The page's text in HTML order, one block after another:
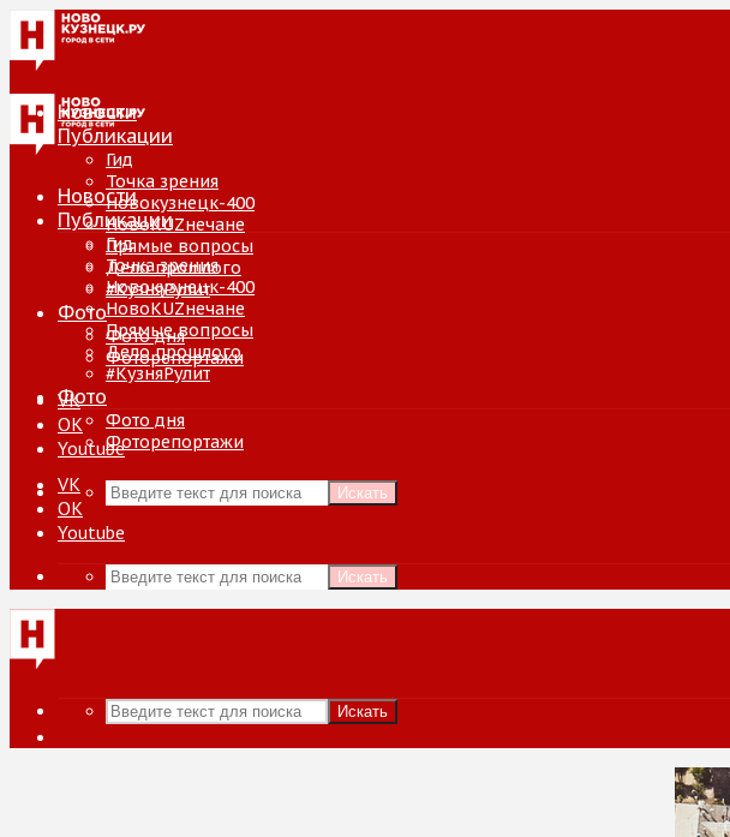
Новости
Публикации
Гид
Точка зрения
Новокузнецк-400
НовоKUZнечане
Прямые вопросы
Дело прошлого
#КузняРулит
Фото
Фото дня
Фоторепортажи
VK
ОК
Youtube
Искать
Новости
Публикации
Гид
Точка зрения
Новокузнецк-400
НовоKUZнечане
Прямые вопросы
Дело прошлого
#КузняРулит
Фото
Фото дня
Фоторепортажи
VK
ОК
Youtube
Искать
Искать